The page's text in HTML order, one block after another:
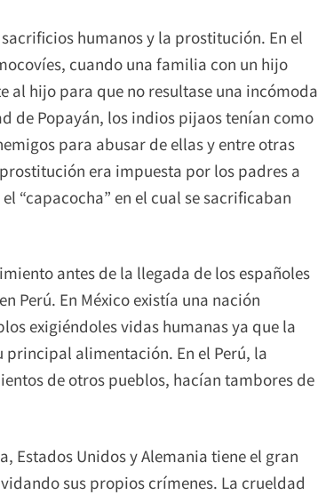
humanos y la prostitución. En el
cuando una familia con un hijo
hijo para que no resultase una incómoda
de Popayán, los indios pijaos tenían como
para abusar de ellas y entre otras
era impuesta por los padres a
“capacocha” en el cual se sacrificaban
antes de la llegada de los españoles
Perú. En México existía una nación
exigiéndoles vidas humanas ya que la
principal alimentación. En el Perú, la
de otros pueblos, hacían tambores de
Estados Unidos y Alemania tiene el gran
sus propios crímenes. La crueldad